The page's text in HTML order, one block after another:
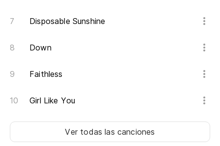
Disposable Sunshine
Down
Faithless
Girl Like You
Ver todas las canciones